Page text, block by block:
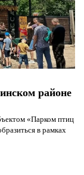
районе
«Парком птиц
в рамках